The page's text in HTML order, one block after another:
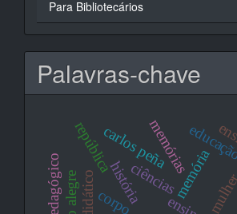
Para Bibliotecários
Palavras-chave
história memória
ciências
memórias
carlos peña
corpo
república